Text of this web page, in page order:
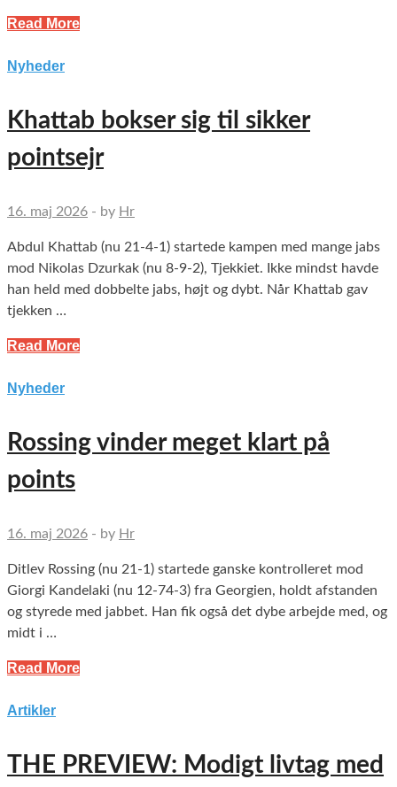
Read More
Nyheder
Khattab bokser sig til sikker
pointsejr
16. maj 2026 - by Hr
Abdul Khattab (nu 21-4-1) startede kampen med mange jabs
mod Nikolas Dzurkak (nu 8-9-2), Tjekkiet. Ikke mindst havde
han held med dobbelte jabs, højt og dybt. Når Khattab gav
tjekken …
Read More
Nyheder
Rossing vinder meget klart på
points
16. maj 2026 - by Hr
Ditlev Rossing (nu 21-1) startede ganske kontrolleret mod
Giorgi Kandelaki (nu 12-74-3) fra Georgien, holdt afstanden
og styrede med jabbet. Han fik også det dybe arbejde med, og
midt i …
Read More
Artikler
THE PREVIEW: Modigt livtag med